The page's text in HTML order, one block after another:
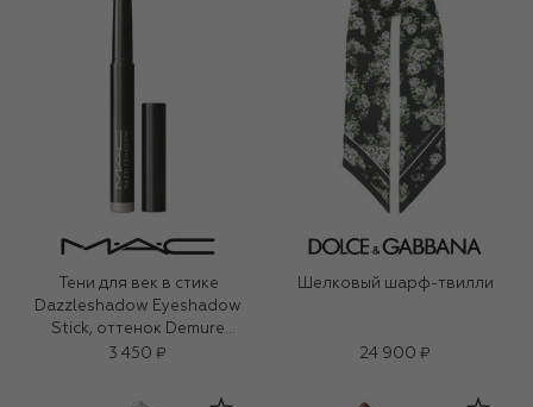
Тени для век в стике
Dazzleshadow Eyeshadow
Stick, оттенок Demure
Diamonds (1,6g)
3 450 ₽
Шелковый шарф-твилли
24 900 ₽